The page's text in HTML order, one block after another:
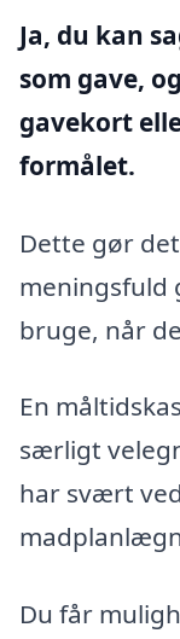
Ja, du kan
som gave,
gavekort
formålet.
Dette gør
meningsfuld
bruge, når
En
særligt
har svært
Du får